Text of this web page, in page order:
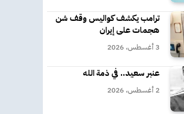
ترامب يكشف كواليس وقف شن
هجمات على إيران
3 أغسطس، 2026
عنبر سعيد.. في ذمة الله
2 أغسطس، 2026